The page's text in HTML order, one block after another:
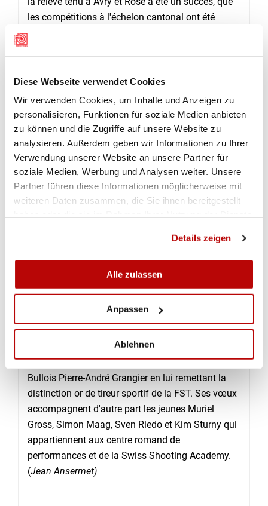
Diese Webseite verwendet Cookies
Wir verwenden Cookies, um Inhalte und Anzeigen zu
personalisieren, Funktionen für soziale Medien anbieten
zu können und die Zugriffe auf unsere Website zu
analysieren. Außerdem geben wir Informationen zu Ihrer
Verwendung unserer Website an unsere Partner für
soziale Medien, Werbung und Analysen weiter. Unsere
Partner führen diese Informationen möglicherweise mit
weiteren Daten zusammen, die Sie ihnen bereitgestellt
Details zeigen
Alle zulassen
Anpassen
Ablehnen
les compétitions à l'échelon cantonal ont été
notamment par la SFTS, on note toujours une
impuissance à évoluer pour toutes sortes de
fausses bonnes raisons dans le sens par exemple
de mieux établir les calendriers et pour donner une
meilleure visibilité au tir.
Les élections étant individuelles, trois
reconductions de mandat de trois ans (Jacques
Moullet, Frédéric Descloux, Stéphane Broillet) et
Roubaty et Patrice Rossier au sein du comité de la
SFTS.
positions), Ludovic Rohrbasser (champion suisse
M21 carabine 50 m position couchée) et Pierre-
Alain Dufaux (champion suisse séniors-vétérans
carabine 10 m avec appuis) et récompensé le
Bullois Pierre-André Grangier en lui remettant la
distinction or de tireur sportif de la FST. Ses vœux
accompagnent d'autre part les jeunes Muriel
Gross, Simon Maag, Sven Riedo et Kim Sturny qui
appartiennent aux centre romand de
performances et de la Swiss Shooting Academy.
(Jean Ansermet)